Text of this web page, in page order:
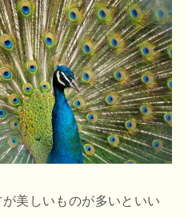
美しいものが多いといい